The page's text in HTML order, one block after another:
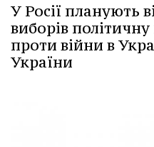
У Росії планують
виборів
проти війни в
України